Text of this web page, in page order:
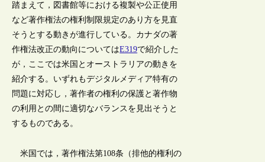
踏まえて，図書館等における複製や公正使用
など著作権法の権利制限規定のあり方を見直
そうとする動きが進行している。カナダの著
作権法改正の動向についてはE319で紹介した
が，ここでは米国とオーストラリアの動きを
紹介する。いずれもデジタルメディア特有の
問題に対応し，著作者の権利の保護と著作物
の利用との間に適切なバランスを見出そうと
するものである。
米国では，著作権法第108条（排他的権利の